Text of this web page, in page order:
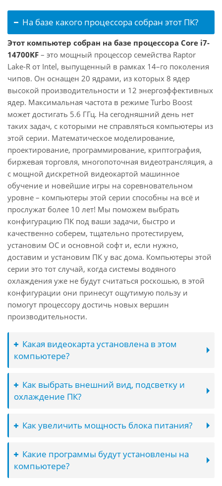
На базе какого процессора собран этот ПК?
Этот компьютер собран на базе процессора Core i7-
14700KF – это мощный процессор семейства Raptor
Lake-R от Intel, выпущенный в рамках 14–го поколения
чипов. Он оснащен 20 ядрами, из которых 8 ядер
высокой производительности и 12 энергоэффективных
ядер. Максимальная частота в режиме Turbo Boost
может достигать 5.6 ГГц. На сегодняшний день нет
таких задач, с которыми не справляться компьютеры из
этой серии. Математическое моделирование,
проектирование, программирование, криптография,
биржевая торговля, многопоточная видеотрансляция, а
с мощной дискретной видеокартой машинное
обучение и новейшие игры на соревновательном
уровне – компьютеры этой серии способны на всё и
прослужат более 10 лет! Мы поможем выбрать
конфигурацию ПК под ваши задачи, быстро и
качественно соберем, тщательно протестируем,
установим ОС и основной софт и, если нужно,
доставим и установим ПК у вас дома. Компьютеры этой
серии это тот случай, когда системы водяного
охлаждения уже не будут считаться роскошью, в этой
конфигурации они принесут ощутимую пользу и
помогут процессору достичь новых вершин
производительности.
Какая видеокарта установлена в этом
компьютере?
Как выбрать внешний вид, подсветку и
охлаждение ПК?
Как увеличить мощность блока питания?
Какие программы будут установлены на
компьютере?